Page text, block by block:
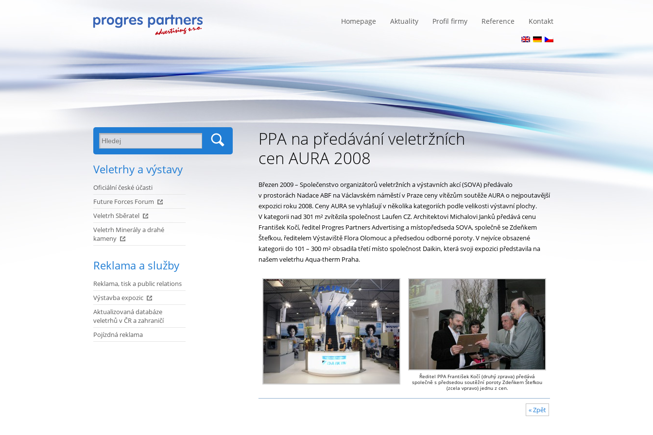
Homepage Aktuality Profil firmy Reference Kontakt
Veletrhy a výstavy
Oficiální české účasti
Future Forces Forum
Veletrh Sběratel
Veletrh Minerály a drahé
kameny
Reklama a služby
Reklama, tisk a public relations
Výstavba expozic
Aktualizovaná databáze
veletrhů v ČR a zahraničí
Pojízdná reklama
PPA na předávání veletržních
cen AURA 2008
Březen 2009 – Společenstvo organizátorů veletržních a výstavních akcí (SOVA) předávalo
v prostorách Nadace ABF na Václavském náměstí v Praze ceny vítězům soutěže AURA o nejpoutavější
expozici roku 2008. Ceny AURA se vyhlašují v několika kategoriích podle velikosti výstavní plochy.
V kategorii nad 301 m² zvítězila společnost Laufen CZ. Architektovi Michalovi Janků předává cenu
František Kočí, ředitel Progres Partners Advertising a místopředseda SOVA, společně se Zdeňkem
Štefkou, ředitelem Výstaviště Flora Olomouc a předsedou odborné poroty. V nejvíce obsazené
kategorii do 101 – 300 m² obsadila třetí místo společnost Daikin, která svoji expozici představila na
našem veletrhu Aqua-therm Praha.
Ředitel PPA František Kočí (druhý zprava) předává
společně s předsedou soutěžní poroty Zdeňkem Štefkou
(zcela vpravo) jednu z cen.
« Zpět